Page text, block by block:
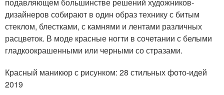
дизайнеров собирают в один образ технику с битым
стеклом, блестками, с камнями и лентами различных
расцветок. В моде красные ногти в сочетании с белыми
гладкоокрашенными или черными со стразами.
Красный маникюр с рисунком: 28 стильных фото-идей
2019